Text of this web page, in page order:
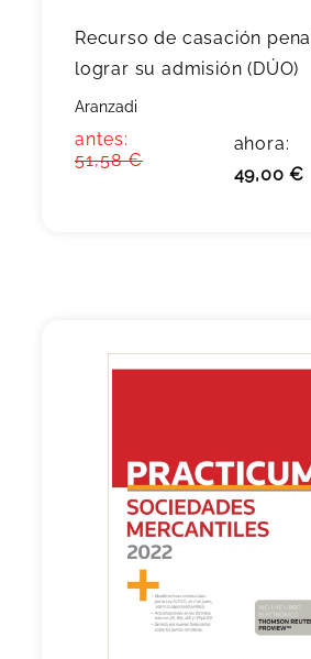
Recurso de casación
lograr su admisión (DÚO)
Aranzadi
antes:
51,58 €
ahora:
49,00 €